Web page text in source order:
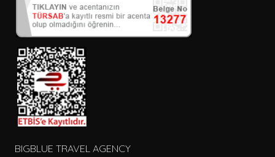
Kişi Sayısı
Konum
Tip
BIGBLUE TRAVEL AGENCY